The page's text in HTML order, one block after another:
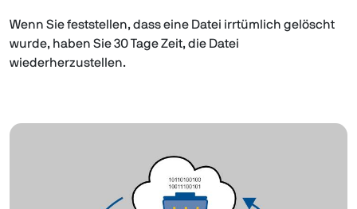
Wenn Sie feststellen, dass eine Datei irrtümlich gelöscht
wurde, haben Sie 30 Tage Zeit, die Datei
wiederherzustellen.